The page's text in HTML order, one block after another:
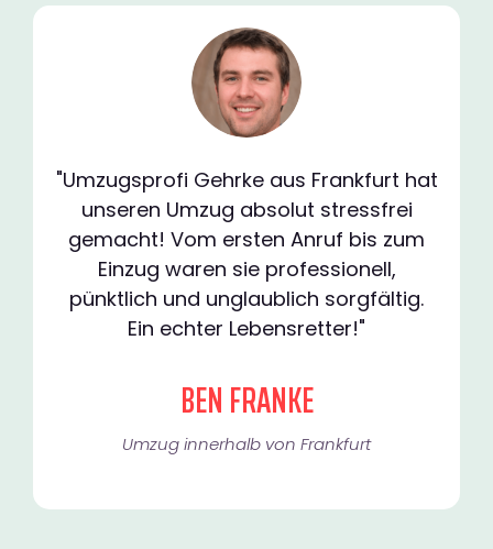
"Umzugsprofi Gehrke aus Frankfurt hat
unseren Umzug absolut stressfrei
gemacht! Vom ersten Anruf bis zum
Einzug waren sie professionell,
pünktlich und unglaublich sorgfältig.
Ein echter Lebensretter!"
BEN FRANKE
Umzug innerhalb von Frankfurt​